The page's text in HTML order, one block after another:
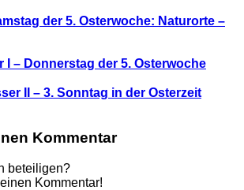
der 5. Osterwoche: Naturorte –
I – Donnerstag der 5. Osterwoche
II – 3. Sonntag in der Osterzeit
Kommentar
beteiligen?
Kommentar!